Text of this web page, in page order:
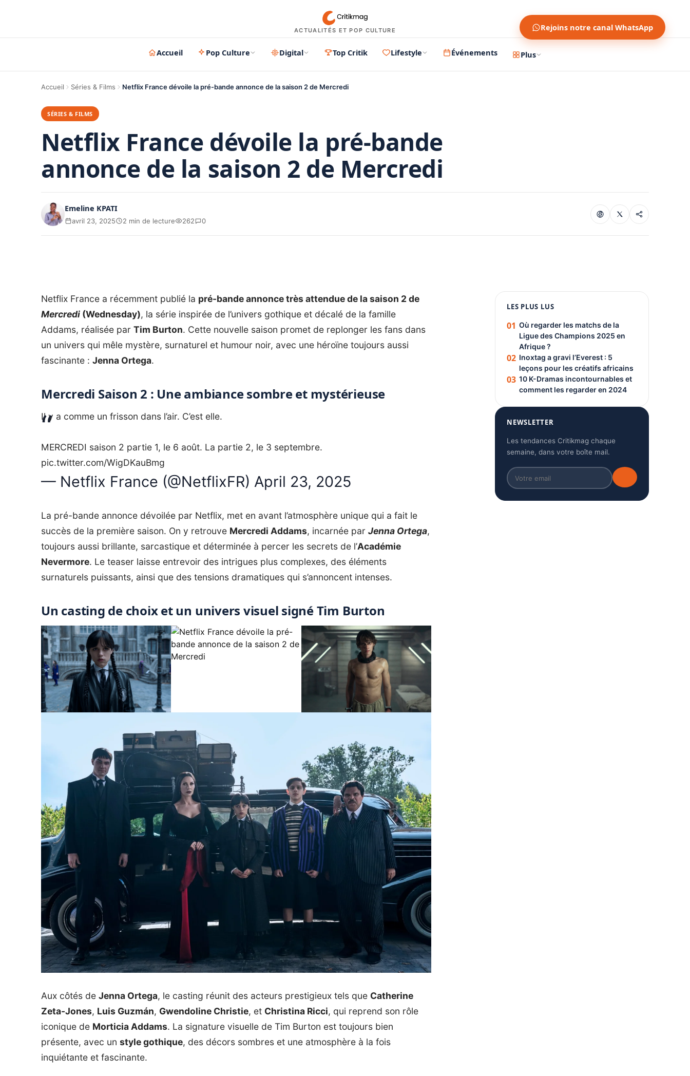
ACTUALITÉS ET POP CULTURE Rejoins notre canal WhatsApp
Accueil Pop Culture Digital Top Critik Lifestyle Événements Plus
Accueil Séries & Films Netflix France dévoile la pré-bande annonce de la saison 2 de Mercredi
SÉRIES & FILMS
Netflix France dévoile la pré-bande
annonce de la saison 2 de Mercredi
Emeline KPATI
avril 23, 2025 2 min de lecture 262 0
Netflix France a récemment publié la pré-bande annonce très attendue de la saison 2 de
Mercredi (Wednesday), la série inspirée de l’univers gothique et décalé de la famille
Addams, réalisée par Tim Burton. Cette nouvelle saison promet de replonger les fans dans
un univers qui mêle mystère, surnaturel et humour noir, avec une héroïne toujours aussi
fascinante : Jenna Ortega.
Mercredi Saison 2 : Une ambiance sombre et mystérieuse
Il y a comme un frisson dans l’air. C’est elle.
MERCREDI saison 2 partie 1, le 6 août. La partie 2, le 3 septembre.
pic.twitter.com/WigDKauBmg
— Netflix France (@NetflixFR) April 23, 2025
La pré-bande annonce dévoilée par Netflix, met en avant l’atmosphère unique qui a fait le
succès de la première saison. On y retrouve Mercredi Addams, incarnée par Jenna Ortega,
toujours aussi brillante, sarcastique et déterminée à percer les secrets de l’Académie
Nevermore. Le teaser laisse entrevoir des intrigues plus complexes, des éléments
surnaturels puissants, ainsi que des tensions dramatiques qui s’annoncent intenses.
Un casting de choix et un univers visuel signé Tim Burton
Aux côtés de Jenna Ortega, le casting réunit des acteurs prestigieux tels que Catherine
Zeta-Jones, Luis Guzmán, Gwendoline Christie, et Christina Ricci, qui reprend son rôle
iconique de Morticia Addams. La signature visuelle de Tim Burton est toujours bien
présente, avec un style gothique, des décors sombres et une atmosphère à la fois
inquiétante et fascinante.
PUBLICITÉ
LES PLUS LUS
01 Où regarder les matchs de la
Ligue des Champions 2025 en
Afrique ?
02 Inoxtag a gravi l’Everest : 5
leçons pour les créatifs africains
03 10 K-Dramas incontournables et
comment les regarder en 2024
NEWSLETTER
Les tendances Critikmag chaque
semaine, dans votre boîte mail.